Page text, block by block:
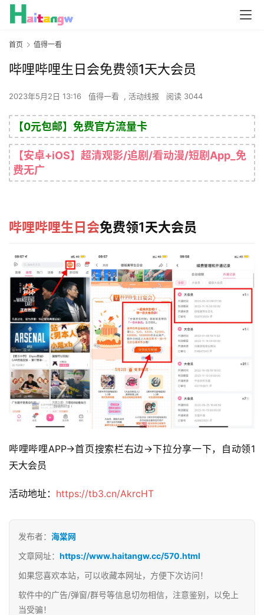
首页 值得一看
哔哩哔哩生日会免费领1天大会员
2023年5月2日 13:16 值得一看 , 活动线报 阅读 3044
【0元包邮】免费官方流量卡
【安卓+iOS】超清观影/追剧/看动漫/短剧App_免
费无广
哔哩哔哩生日会免费领1天大会员
哔哩哔哩APP->首页搜索栏右边->下拉分享一下，自动领1
天大会员
活动地址： https://tb3.cn/AkrcHT
发布者： 海棠网
文章网址： https://www.haitangw.cc/570.html
如果您喜欢本站，可以收藏本网址，方便下次访问！
软件中的广告/弹窗/群号等信息切勿相信，注意鉴别，以免上
当受骗！